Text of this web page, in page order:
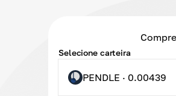
Selecione carteira
PENDLE · 0.00439